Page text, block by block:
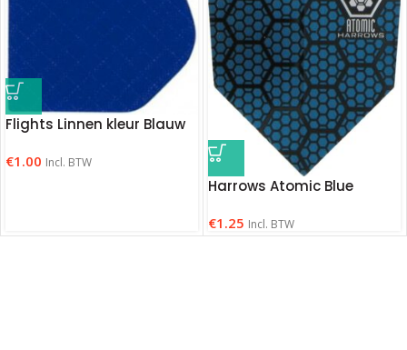
Flights Linnen kleur Blauw
€1.00 Incl. BTW
Harrows Atomic Blue
€1.25 Incl. BTW